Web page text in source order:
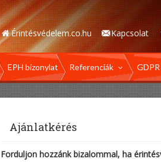
Érintésvédelem.co.hu Kapcsolat
EPH bizonylat Referenciák GDPR
Ajánlatkérés
Forduljon hozzánk bizalommal, ha